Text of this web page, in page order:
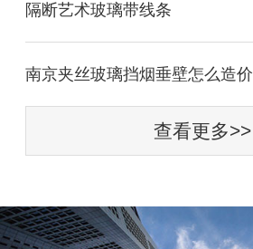
隔断艺术玻璃带线条
南京夹丝玻璃挡烟垂壁怎么造价
查看更多>>